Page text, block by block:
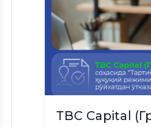
TBC Capital